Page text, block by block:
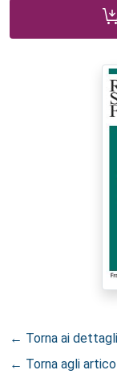
← Torna ai
← Torna agli